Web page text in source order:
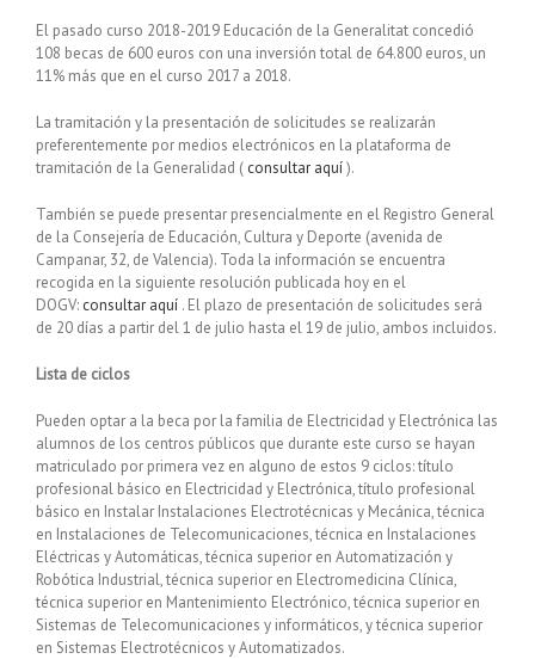
El pasado curso 2018-2019 Educación de la Generalitat concedió
108 becas de 600 euros con una inversión total de 64.800 euros, un
11% más que en el curso 2017 a 2018.
La tramitación y la presentación de solicitudes se realizarán
preferentemente por medios electrónicos en la plataforma de
tramitación de la Generalidad ( consultar aquí).
También se puede presentar presencialmente en el Registro General
de la Consejería de Educación, Cultura y Deporte (avenida de
Campanar, 32, de Valencia). Toda la información se encuentra
recogida en la siguiente resolución publicada hoy en el
DOGV: consultar aquí . El plazo de presentación de solicitudes será
de 20 días a partir del 1 de julio hasta el 19 de julio, ambos incluidos.
Lista de ciclos
Pueden optar a la beca por la familia de Electricidad y Electrónica las
alumnos de los centros públicos que durante este curso se hayan
matriculado por primera vez en alguno de estos 9 ciclos: título
profesional básico en Electricidad y Electrónica, título profesional
básico en Instalar Instalaciones Electrotécnicas y Mecánica, técnica
en Instalaciones de Telecomunicaciones, técnica en Instalaciones
Eléctricas y Automáticas, técnica superior en Automatización y
Robótica Industrial, técnica superior en Electromedicina Clínica,
técnica superior en Mantenimiento Electrónico, técnica superior en
Sistemas de Telecomunicaciones y informáticos, y técnica superior
en Sistemas Electrotécnicos y Automatizados.